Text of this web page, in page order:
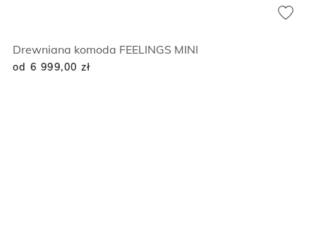
Drewniana komoda FEELINGS MINI
od 6 999,00 zł